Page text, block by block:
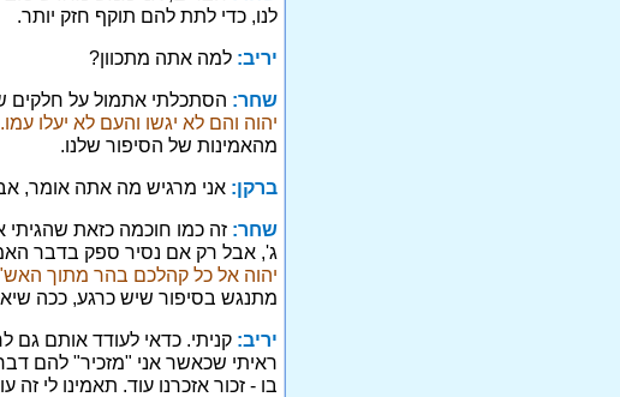
לנו, כדי לתת להם תוקף חזק יותר.
יריב: למה אתה מתכוון?
שחר: הסתכלתי אתמול על חלקים
יהוה והם לא יגשו והעם לא יעלו
מהאמינות של הסיפור שלנו.
ברקן: אני מרגיש מה אתה אומר,
שחר: זה כמו חוכמה כזאת שהגיתי
ג', אבל רק אם נסיר ספק בדבר
יהוה אל כל קהלכם בהר מתוך
מתנגש בסיפור שיש כרגע, ככה
יריב: קניתי. כדאי לעודד אותם
ראיתי שכאשר אני "מזכיר" להם
בו - זכור אזכרנו עוד. תאמינו לי זה